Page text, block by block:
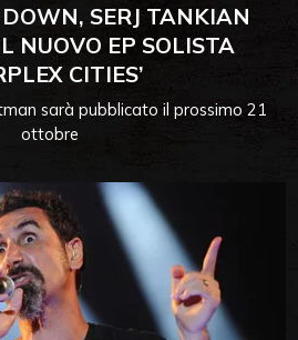
SERJ TANKIAN
NUOVO EP SOLISTA
CITIES’
sarà pubblicato il prossimo 21
ottobre